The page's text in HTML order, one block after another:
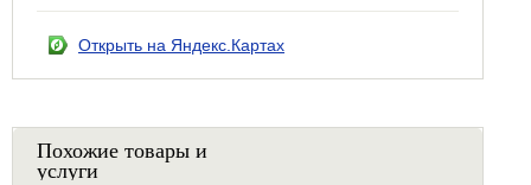
Открыть на Яндекс.Картах
Похожие товары и
услуги